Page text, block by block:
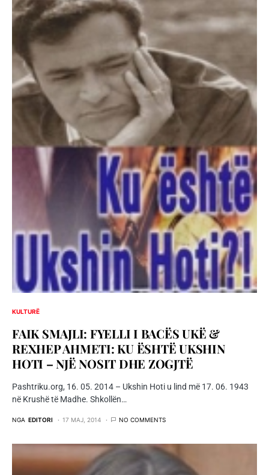
KULTURË
FAIK SMAJLI: FYELLI I BACËS UKË &
REXHEP AHMETI: KU ËSHTË UKSHIN
HOTI – NJË NOSIT DHE ZOGJTË
Pashtriku.org, 16. 05. 2014 – Ukshin Hoti u lind më 17. 06. 1943
në Krushë të Madhe. Shkollën…
NGA EDITORI 17 MAJ, 2014 NO COMMENTS